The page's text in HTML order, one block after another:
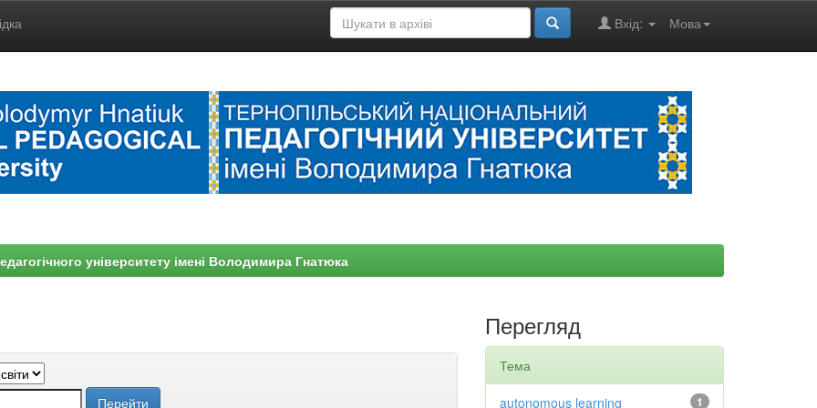
Мова
Вхід:
університету імені Володимира Гнатюка
Перегляд
Тема
1
autonomous learning